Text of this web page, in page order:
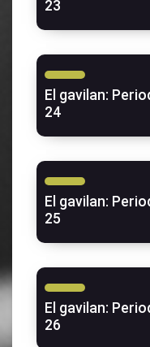
23
El gavilan:
24
El gavilan:
25
El gavilan:
26